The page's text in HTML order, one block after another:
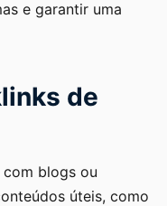
e garantir uma
de
blogs ou
úteis, como